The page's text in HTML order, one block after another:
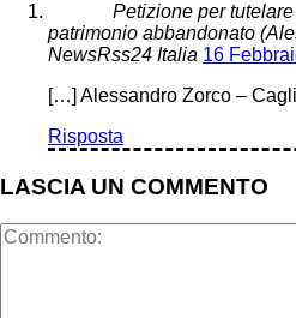
Petizione per
patrimonio abbandonato
NewsRss24 Italia 16
[…] Alessandro Zorco –
Risposta
LASCIA UN COMMENTO